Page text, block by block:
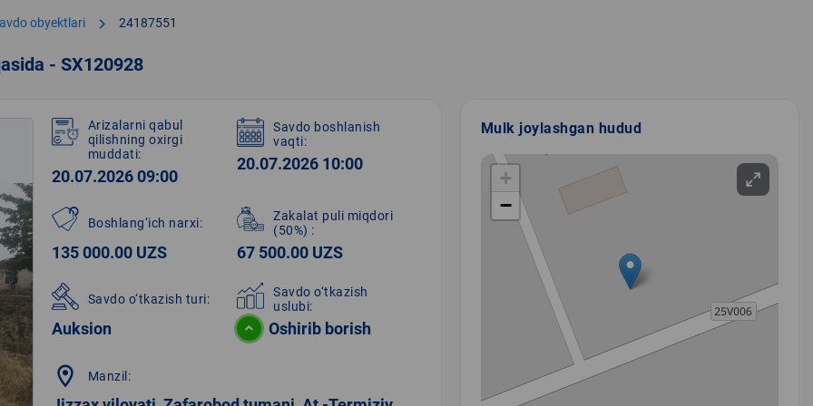
obyektlari chevron_right 24187551
- SX120928
Arizalarni qabul
qilishning oxirgi
muddati:
20.07.2026 09:00
Savdo boshlanish
vaqti:
20.07.2026 10:00
Boshlang‘ich narxi:
135 000.00 UZS
Zakalat puli miqdori
(50%) :
67 500.00 UZS
Savdo o‘tkazish turi:
Auksion
Savdo o‘tkazish
uslubi:
Oshirib borish
location_on Manzil:
Mulk joylashgan hudud
+
−